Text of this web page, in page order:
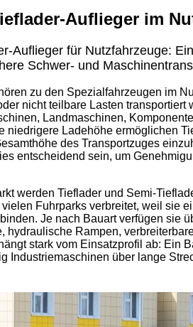
Auflieger im
Auflieger für Nutzfahrzeuge:
Schwer- und
zu den Spezialfahrzeugen im
nicht teilbare Lasten
Landmaschinen,
niedrigere Ladehöhe ermöglichen
des Transportzuges
entscheidend sein, um
werden Tieflader und Semi-
Fuhrparks verbreitet, weil sie
Je nach Bauart verfügen sie
hydraulische Rampen,
stark vom Einsatzprofil ab: Ein
Industriemaschinen über lange